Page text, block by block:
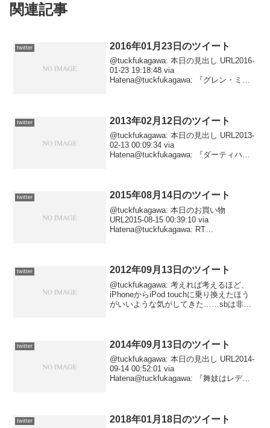
関連記事
twitter 2016年01月23日のツイート
@tuckfukagawa: 本日の見出し URL2016-
01-23 19:18:48 via
Hatena@tuckfukagawa: 『グレン・ミラ
twitter 2013年02月12日のツイート
@tuckfukagawa: 本日の見出し URL2013-
02-13 00:09:34 via
Hatena@tuckfukagawa: 『ダーティハリ
twitter 2015年08月14日のツイート
@tuckfukagawa: 本日のお買い物
URL2015-08-15 00:39:10 via
Hatena@tuckfukagawa: RT
twitter 2012年09月13日のツイート
@tuckfukagawa: 考えれば考えるほど、
iPhoneからiPod touchに乗り換えたほう
がいいような気がしてきた……sbは非常
twitter 2014年09月13日のツイート
@tuckfukagawa: 本日の見出し URL2014-
09-14 00:52:01 via
Hatena@tuckfukagawa: 『舞妓はレデ
twitter 2018年01月18日のツイート